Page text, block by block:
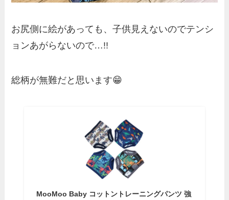
お尻側に絵があっても、子供見えないのでテンシ
ョンあがらないので…!!
総柄が無難だと思います😁
MooMoo Baby コットントレーニングパンツ 強